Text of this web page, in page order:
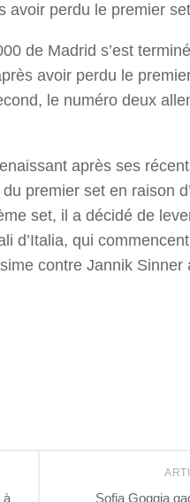
avoir perdu le premier
de Madrid s’est
avoir perdu le
le numéro deux
après ses
premier set en raison
set, il a décidé de
d’Italia, qui
contre Jannik Sinner
Sofia Goggia
à